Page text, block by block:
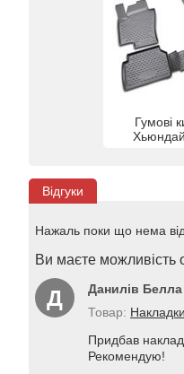
Гумові
Відгуки
Нажаль поки що нема
Ви маєте можливість
Д Данилів
Товар:
Придбав
Рекомендую!